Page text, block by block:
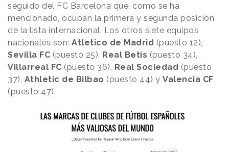
seguido del FC Barcelona que, como se ha
mencionado, ocupan la primera y segunda posición
de la lista internacional. Los otros siete equipos
nacionales son: Atletico de Madrid (puesto 12),
Sevilla FC (puesto 25), Real Betis (puesto 34),
Villarreal FC (puesto 36), Real Sociedad (puesto
37), Athletic de Bilbao (puesto 44) y Valencia CF
(puesto 47).